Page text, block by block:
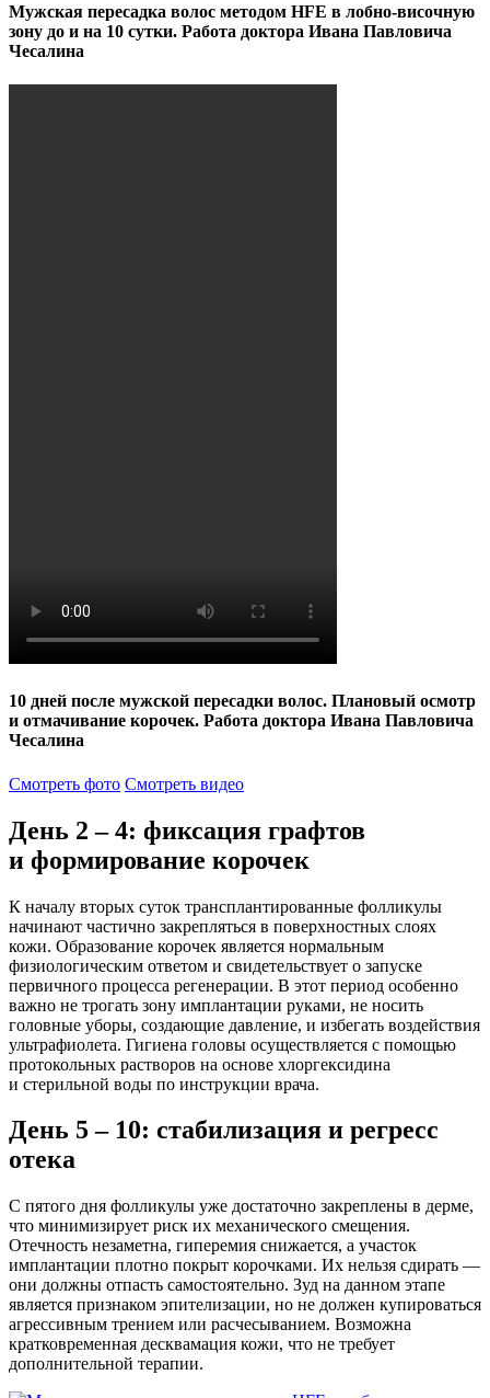
Мужская пересадка волос методом HFE в лобно-височную
зону до и на 10 сутки. Работа доктора Ивана Павловича
Чесалина
10 дней после мужской пересадки волос. Плановый осмотр
и отмачивание корочек. Работа доктора Ивана Павловича
Чесалина
Смотреть фото Смотреть видео
День 2 – 4: фиксация графтов
и формирование корочек
К началу вторых суток трансплантированные фолликулы
начинают частично закрепляться в поверхностных слоях
кожи. Образование корочек является нормальным
физиологическим ответом и свидетельствует о запуске
первичного процесса регенерации. В этот период особенно
важно не трогать зону имплантации руками, не носить
головные уборы, создающие давление, и избегать воздействия
ультрафиолета. Гигиена головы осуществляется с помощью
протокольных растворов на основе хлоргексидина
и стерильной воды по инструкции врача.
День 5 – 10: стабилизация и регресс
отека
С пятого дня фолликулы уже достаточно закреплены в дерме,
что минимизирует риск их механического смещения.
Отечность незаметна, гиперемия снижается, а участок
имплантации плотно покрыт корочками. Их нельзя сдирать —
они должны отпасть самостоятельно. Зуд на данном этапе
является признаком эпителизации, но не должен купироваться
агрессивным трением или расчесыванием. Возможна
кратковременная десквамация кожи, что не требует
дополнительной терапии.